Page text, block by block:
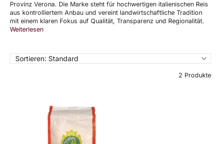
Provinz Verona. Die Marke steht für hochwertigen italienischen Reis
aus kontrolliertem Anbau und vereint landwirtschaftliche Tradition
mit einem klaren Fokus auf Qualität, Transparenz und Regionalität.
Weiterlesen
Sortieren: Standard
2 Produkte